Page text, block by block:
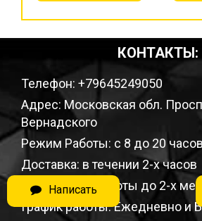
КОНТАКТЫ:
Телефон: +79645249050
Адрес: Московская обл.
Вернадского
Режим Работы: с 8 до 20 часов
Доставка: в течении 2-х часов
Гарантии: на работы до 2-х
График работы: Ежедневно и
Написать